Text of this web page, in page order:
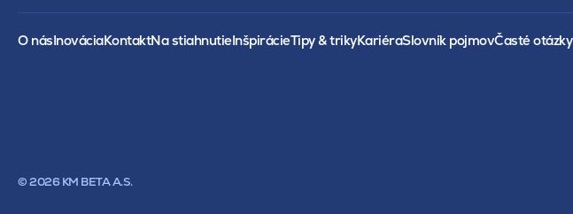
O násInováciaKontaktNa stiahnutieInšpirácieTipy & trikyKariéraSlovník pojmovČasté otázky
© 2026 KM BETA A.S.